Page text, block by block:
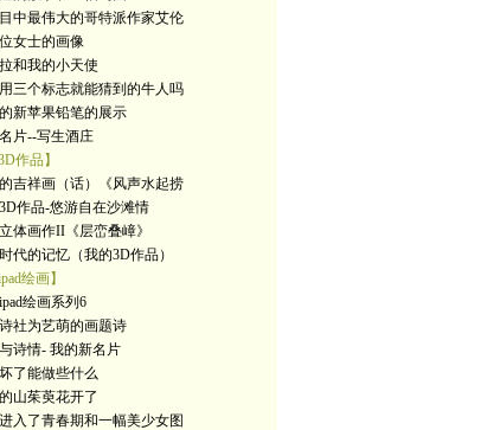
中最伟大的哥特派作家艾伦
女士的画像
和我的小天使
三个标志就能猜到的牛人吗
新苹果铅笔的展示
片--写生酒庄
作品】
吉祥画（话）《风声水起捞
作品-悠游自在沙滩情
体画作II《层峦叠嶂》
代的记忆（我的3D作品）
绘画】
绘画系列6
社为艺萌的画题诗
诗情- 我的新名片
了能做些什么
山茱萸花开了
入了青春期和一幅美少女图